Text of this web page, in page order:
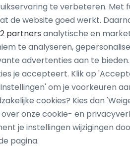
Sale
Groen lime
24,99
12,50
Sale
monday
1 Ecru off white
cookies
te verbeteren. Met
de website goed werkt.
2 partners analytische en
te analyseren,
advertenties aan te
je accepteert. Klik op
om je voorkeuren
cookies? Kies dan
onze cookie- en
je instellingen wijzigingen
pagina.